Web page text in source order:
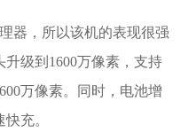
器，所以该机的表现很强
级到1600万像素，支持
万像素。同时，电池增
充。